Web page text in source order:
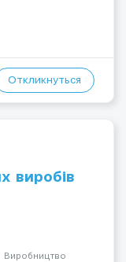
- Демонтаж
Откликнуться
виробів
Виробництво